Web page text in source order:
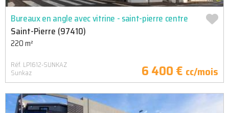
Bureaux en angle avec vitrine - saint-pierre centre
Saint-Pierre (97410)
220 m²
Réf. LP1612-SUNKAZ
Sunkaz 6 400 € cc/mois